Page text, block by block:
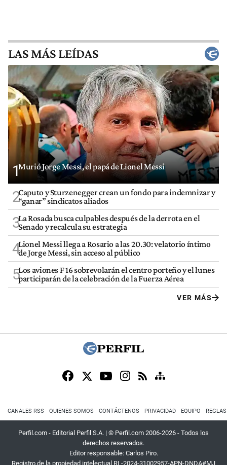
LAS MÁS LEÍDAS
1Murió Jorge Messi, el papá de Lionel Messi
2Caputo y Sturzenegger crean un fondo para indemnizar y
“ganar” sindicatos aliados
3La Rosada busca culpables después de la derrota en el
Senado y recalcula su estrategia
4Lionel Messi llega a Rosario a las 20.30: velatorio íntimo
de Jorge Messi, sin acceso al público
5Los aviones F 16 sobrevolarán el centro porteño y el lunes
participarán de la celebración de la Fuerza Aérea
VER MÁS
CANALES RSS QUIENES SOMOS CONTÁCTENOS PRIVACIDAD EQUIPO
Perfil.com - Editorial Perfil S.A. | © Perfil.com 2006-2026 - Todos los
derechos reservados.
Editor responsable: Carlos Piro.
Registro de la propiedad intelectual RL-2024-31002957-APN-DNDA#MJ